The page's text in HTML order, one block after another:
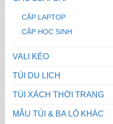
CẶP LAPTOP
CẶP HỌC SINH
VALI KÉO
TÚI DU LỊCH
TÚI XÁCH THỜI TRANG
MẪU TÚI & BA LÔ KHÁC